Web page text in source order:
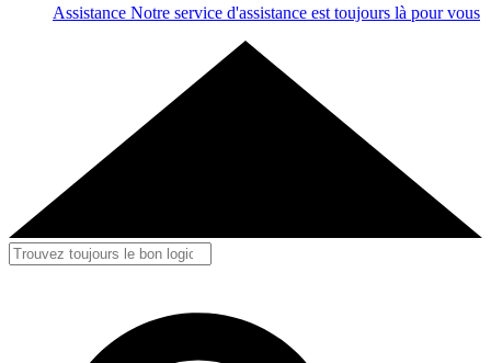
Assistance Notre service d'assistance est toujours là pour vous